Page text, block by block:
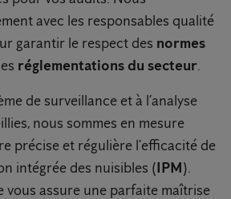
avec les responsables qualité
garantir le respect des normes
réglementations du secteur.
de surveillance et à l’analyse
nous sommes en mesure
précise et régulière l’efficacité de
intégrée des nuisibles (IPM).
vous assure une parfaite maîtrise